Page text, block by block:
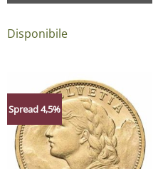
Disponibile
Spread 4,5%